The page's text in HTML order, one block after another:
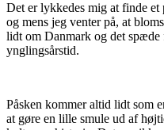
Det er lykkedes mig at finde
og mens jeg venter på, at
lidt om Danmark og det spæde
ynglingsårstid.
Påsken kommer altid lidt som
at gøre en lille smule ud af